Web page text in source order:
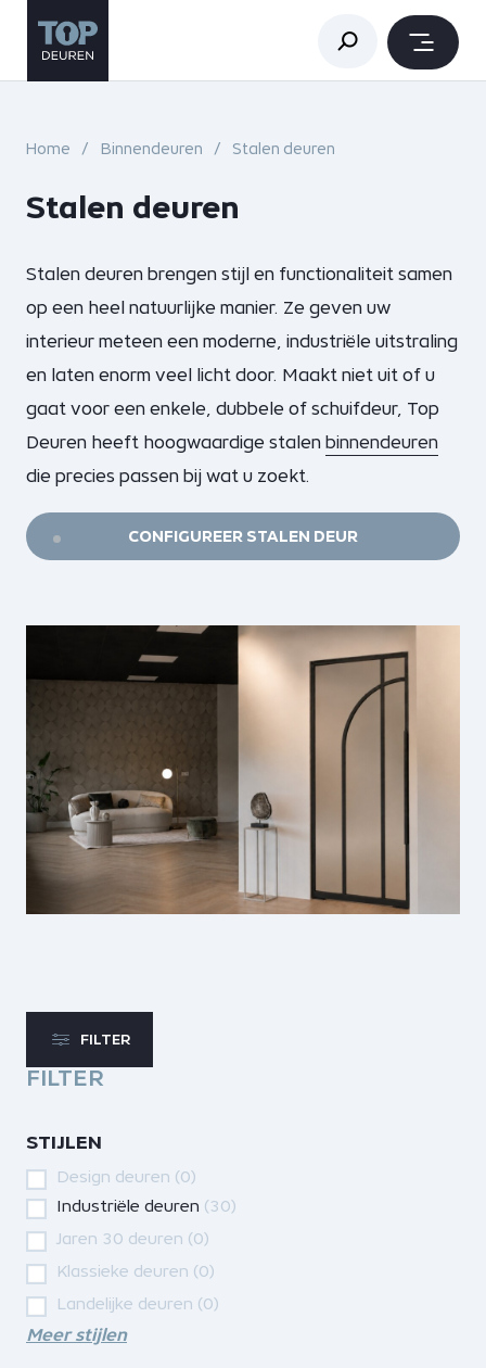
Home Binnendeuren Stalen deuren
Stalen deuren
Stalen deuren brengen stijl en functionaliteit samen
op een heel natuurlijke manier. Ze geven uw
interieur meteen een moderne, industriële uitstraling
en laten enorm veel licht door. Maakt niet uit of u
gaat voor een enkele, dubbele of schuifdeur, Top
Deuren heeft hoogwaardige stalen binnendeuren
die precies passen bij wat u zoekt.
CONFIGUREER STALEN DEUR
FILTER
FILTER
STIJLEN
Design deuren (0)
Industriële deuren (30)
Jaren 30 deuren (0)
Klassieke deuren (0)
Landelijke deuren (0)
Meer stijlen